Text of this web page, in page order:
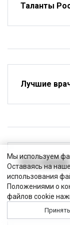
Таланты
Лучшие
Есть мнение
Мы используем
Оставаясь на
использования
Положениями о
файлов cookie
Принять